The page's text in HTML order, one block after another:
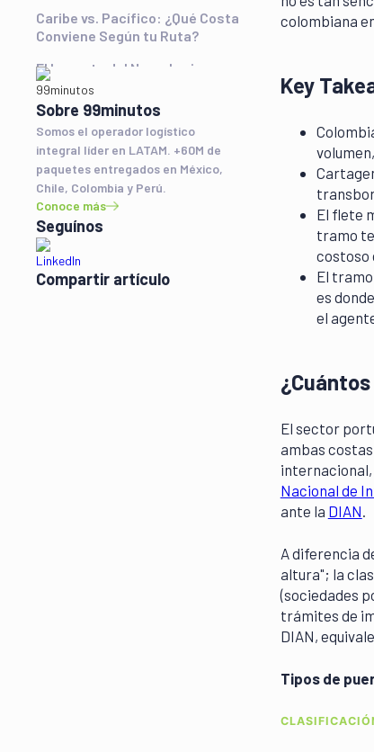
Caribe vs. Pacífico: ¿Qué Costa
Conviene Según tu Ruta?
El Impacto del Nearshoring en
los Puertos Colombianos
(2025–2026)
Cómo Elegir el Puerto de
Entrada o Salida para tu Carga
Cómo Freight99 Mueve tu
Carga desde los Puertos de
Colombia
Preguntas Frecuentes sobre
los Puertos de Colombia
Sobre 99minutos
Somos el operador logístico
integral líder en LATAM. +60M de
paquetes entregados en México,
Chile, Colombia y Perú.
Conoce más
Seguínos
Compartir artículo
colombiana
Key
El flete
tramo
costoso
El
es
el
El sector
ambas
internacional,
Nacional de
ante la DIAN.
A diferencia
altura"; la
(sociedades
trámites de
DIAN,
Tipos de